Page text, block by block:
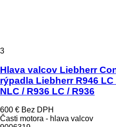
3
Hlava valcov Liebherr
rýpadla Liebherr R946 LC
NLC / R936 LC / R936
600 € Bez DPH
Časti motora - hlava valcov